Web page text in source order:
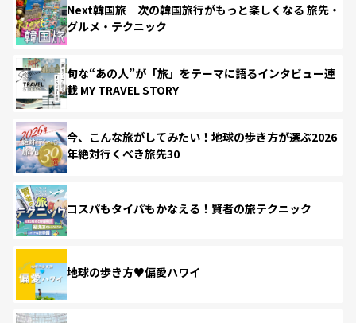
Next韓国旅 次の韓国旅行がもっと楽しくなる 旅先・
グルメ・テクニック
旬な“あの人”が「旅」をテーマに語るインタビュー連
載 MY TRAVEL STORY
今、こんな旅がしてみたい！地球の歩き方が選ぶ2026
年絶対行くべき旅先30
コスパもタイパもかなえる！賢者の旅テクニック
地球の歩き方♥偏愛ハワイ